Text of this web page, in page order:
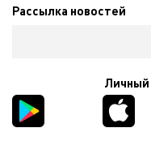
Рассылка новостей
Личный